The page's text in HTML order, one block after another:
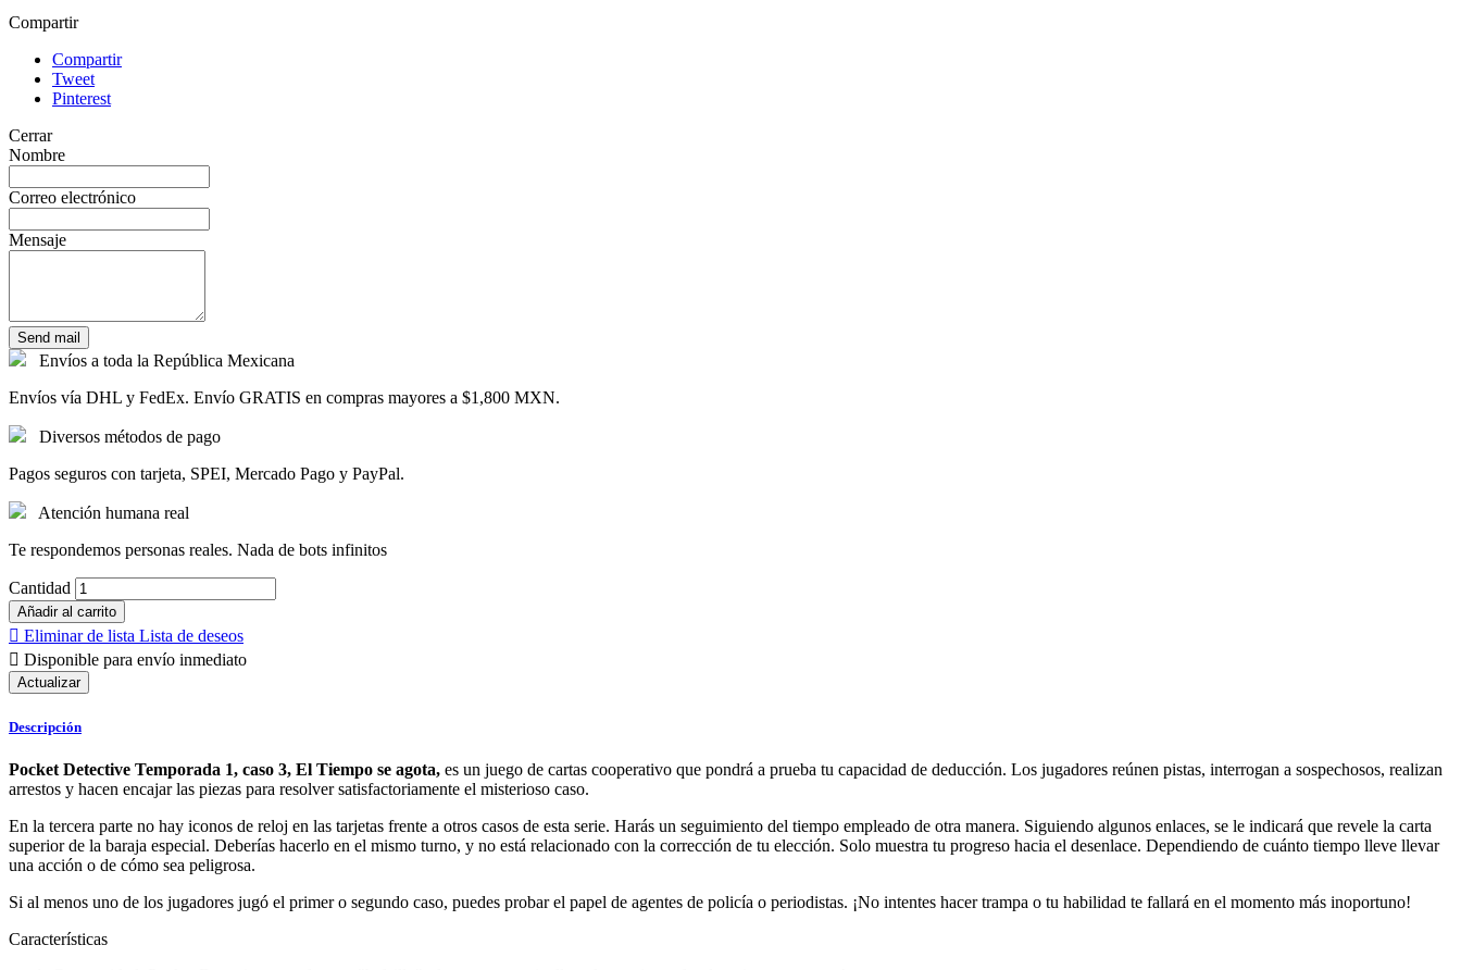
Compartir
Compartir
Tweet
Pinterest
Cerrar
Nombre
Correo electrónico
Mensaje
Send mail
Envíos a toda la República Mexicana
Envíos vía DHL y FedEx. Envío GRATIS en compras mayores a $1,800 MXN.
Diversos métodos de pago
Pagos seguros con tarjeta, SPEI, Mercado Pago y PayPal.
Atención humana real
Te respondemos personas reales. Nada de bots infinitos
Cantidad
Añadir al carrito
 Eliminar de lista Lista de deseos
 Disponible para envío inmediato
Descripción
Pocket Detective Temporada 1, caso 3, El Tiempo se agota, es un juego de cartas cooperativo que pondrá a prueba tu capacidad de deducción. Los jugadores reúnen pistas, interrogan a sospechosos, realizan
arrestos y hacen encajar las piezas para resolver satisfactoriamente el misterioso caso.
En la tercera parte no hay iconos de reloj en las tarjetas frente a otros casos de esta serie. Harás un seguimiento del tiempo empleado de otra manera. Siguiendo algunos enlaces, se le indicará que revele la carta
superior de la baraja especial. Deberías hacerlo en el mismo turno, y no está relacionado con la corrección de tu elección. Solo muestra tu progreso hacia el desenlace. Dependiendo de cuánto tiempo lleve llevar
una acción o de cómo sea peligrosa.
Si al menos uno de los jugadores jugó el primer o segundo caso, puedes probar el papel de agentes de policía o periodistas. ¡No intentes hacer trampa o tu habilidad te fallará en el momento más inoportuno!
Características